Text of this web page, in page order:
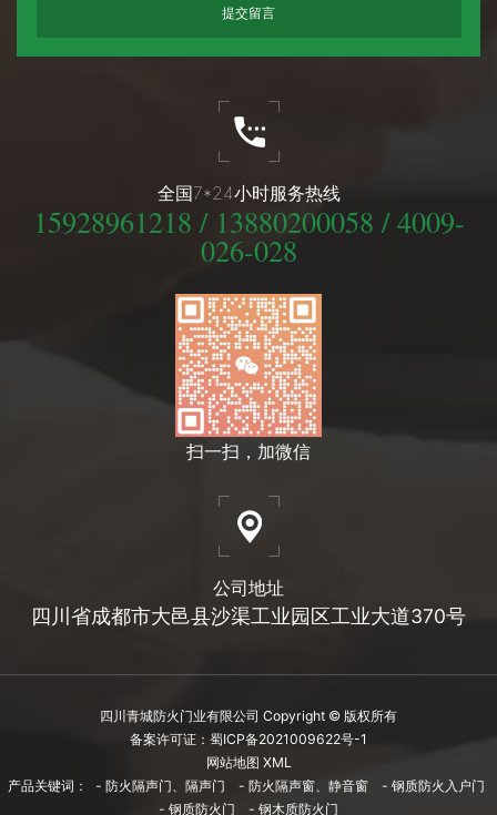
全国7*24小时服务热线
15928961218 / 13880200058 / 4009-
026-028
扫一扫，加微信
公司地址
四川省成都市大邑县沙渠工业园区工业大道370号
四川青城防火门业有限公司 Copyright © 版权所有
备案许可证：蜀ICP备2021009622号-1
网站地图 XML
产品关键词：
- 防火隔声门、隔声门 - 防火隔声窗、静音窗
- 钢质防火入户门
- 钢质防火门
- 钢木质防火门